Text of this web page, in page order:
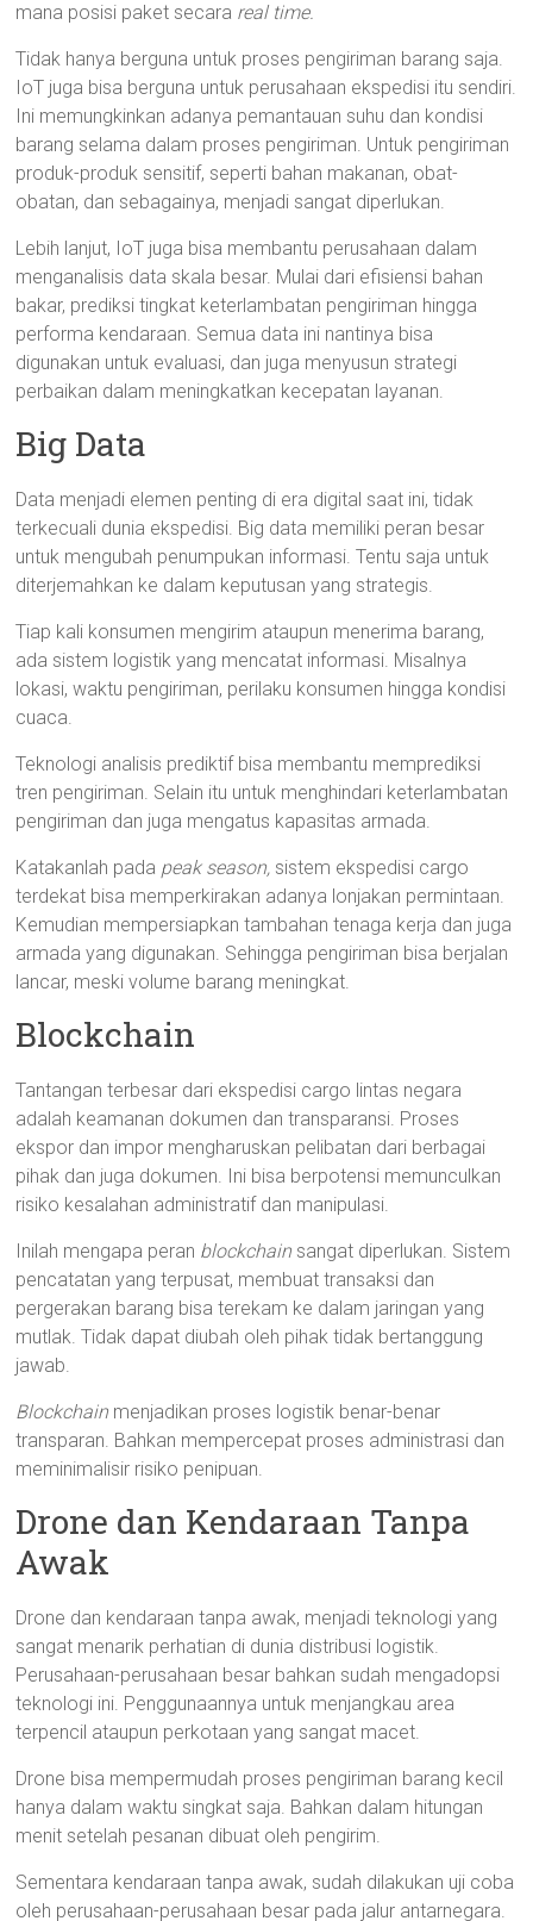
mana posisi paket secara real time.
Tidak hanya berguna untuk proses pengiriman barang saja.
IoT juga bisa berguna untuk perusahaan ekspedisi itu sendiri.
Ini memungkinkan adanya pemantauan suhu dan kondisi
barang selama dalam proses pengiriman. Untuk pengiriman
produk-produk sensitif, seperti bahan makanan, obat-
obatan, dan sebagainya, menjadi sangat diperlukan.
Lebih lanjut, IoT juga bisa membantu perusahaan dalam
menganalisis data skala besar. Mulai dari efisiensi bahan
bakar, prediksi tingkat keterlambatan pengiriman hingga
performa kendaraan. Semua data ini nantinya bisa
digunakan untuk evaluasi, dan juga menyusun strategi
perbaikan dalam meningkatkan kecepatan layanan.
Big Data
Data menjadi elemen penting di era digital saat ini, tidak
terkecuali dunia ekspedisi. Big data memiliki peran besar
untuk mengubah penumpukan informasi. Tentu saja untuk
diterjemahkan ke dalam keputusan yang strategis.
Tiap kali konsumen mengirim ataupun menerima barang,
ada sistem logistik yang mencatat informasi. Misalnya
lokasi, waktu pengiriman, perilaku konsumen hingga kondisi
cuaca.
Teknologi analisis prediktif bisa membantu memprediksi
tren pengiriman. Selain itu untuk menghindari keterlambatan
pengiriman dan juga mengatus kapasitas armada.
Katakanlah pada peak season, sistem ekspedisi cargo
terdekat bisa memperkirakan adanya lonjakan permintaan.
Kemudian mempersiapkan tambahan tenaga kerja dan juga
armada yang digunakan. Sehingga pengiriman bisa berjalan
lancar, meski volume barang meningkat.
Blockchain
Tantangan terbesar dari ekspedisi cargo lintas negara
adalah keamanan dokumen dan transparansi. Proses
ekspor dan impor mengharuskan pelibatan dari berbagai
pihak dan juga dokumen. Ini bisa berpotensi memunculkan
risiko kesalahan administratif dan manipulasi.
Inilah mengapa peran blockchain sangat diperlukan. Sistem
pencatatan yang terpusat, membuat transaksi dan
pergerakan barang bisa terekam ke dalam jaringan yang
mutlak. Tidak dapat diubah oleh pihak tidak bertanggung
jawab.
Blockchain menjadikan proses logistik benar-benar
transparan. Bahkan mempercepat proses administrasi dan
meminimalisir risiko penipuan.
Drone dan Kendaraan Tanpa
Awak
Drone dan kendaraan tanpa awak, menjadi teknologi yang
sangat menarik perhatian di dunia distribusi logistik.
Perusahaan-perusahaan besar bahkan sudah mengadopsi
teknologi ini. Penggunaannya untuk menjangkau area
terpencil ataupun perkotaan yang sangat macet.
Drone bisa mempermudah proses pengiriman barang kecil
hanya dalam waktu singkat saja. Bahkan dalam hitungan
menit setelah pesanan dibuat oleh pengirim.
Sementara kendaraan tanpa awak, sudah dilakukan uji coba
oleh perusahaan-perusahaan besar pada jalur antarnegara.